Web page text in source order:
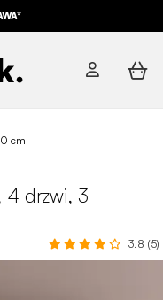
cm
4 drzwi, 3
3.8 (5)